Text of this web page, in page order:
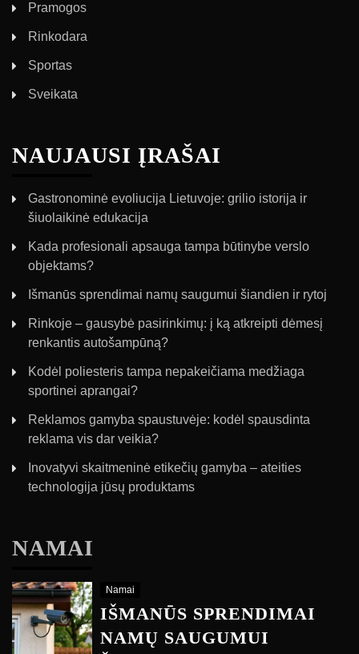
Pramogos
Rinkodara
Sportas
Sveikata
NAUJAUSI ĮRAŠAI
Gastronominė evoliucija Lietuvoje: grilio istorija ir
šiuolaikinė edukacija
Kada profesionali apsauga tampa būtinybe verslo
objektams?
Išmanūs sprendimai namų saugumui šiandien ir rytoj
Rinkoje – gausybė pasirinkimų: į ką atkreipti dėmesį
renkantis autošampūną?
Kodėl poliesteris tampa nepakeičiama medžiaga
sportinei aprangai?
Reklamos gamyba spaustuvėje: kodėl spausdinta
reklama vis dar veikia?
Inovatyvi skaitmeninė etikečių gamyba – ateities
technologija jūsų produktams
NAMAI
Namai
IŠMANŪS SPRENDIMAI
NAMŲ SAUGUMUI